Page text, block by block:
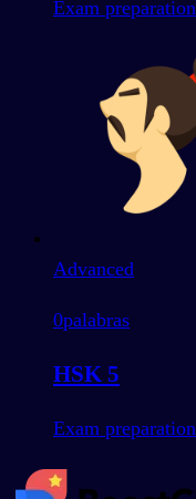
Exam preparation
Advanced
0palabras
HSK 5
Exam preparation